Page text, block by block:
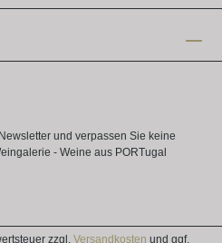
und verpassen Sie keine
- Weine aus PORTugal
zzgl. Versandkosten und ggf.